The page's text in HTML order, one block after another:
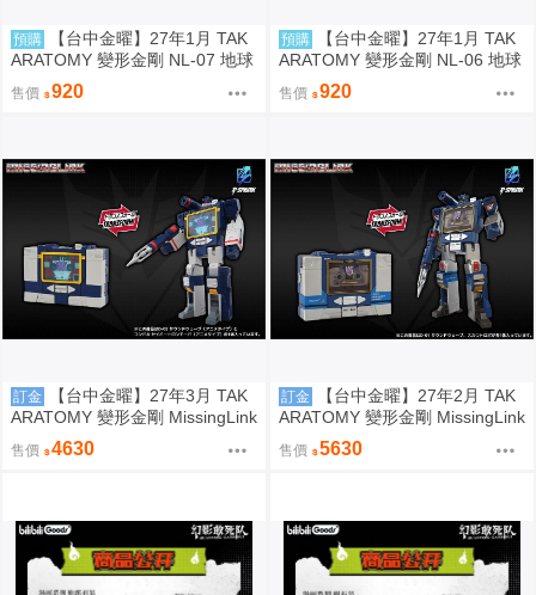
預購
【台中金曜】27年1月 TAK
ARATOMY 變形金剛 NL-07 地球
火種 音波 聲波 0828
售價 920
預購
【台中金曜】27年1月 TAK
ARATOMY 變形金剛 NL-06 地球
火種 宇宙飛碟 Cosmos 0828
售價 920
訂金
【台中金曜】27年3月 TAK
ARATOMY 變形金剛 MissingLink
D02 音波 聲波 動畫色 0828
售價 4630
訂金
【台中金曜】27年2月 TAK
ARATOMY 變形金剛 MissingLink
D01 音波 聲波 玩具色 0828
售價 5630